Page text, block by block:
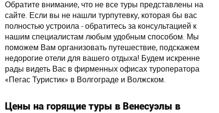
Обратите внимание, что не все туры представлены на
сайте. Если вы не нашли турпутевку, которая бы вас
полностью устроила - обратитесь за консультацией к
нашим специалистам любым удобным способом. Мы
поможем Вам организовать путешествие, подскажем
недорогие отели для вашего отдыха! Будем искренне
рады видеть Вас в фирменных офисах туроператора
«Пегас Туристик» в Волгограде и Волжском.
Цены на горящие туры в Венесуэлы в